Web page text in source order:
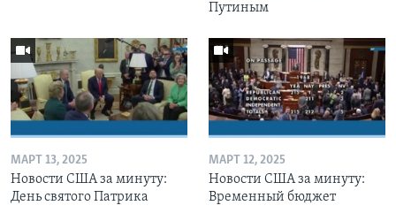
Путиным
МАРТ 13, 2025
Новости США за минуту:
День святого Патрика
МАРТ 12, 2025
Новости США за минуту:
Временный бюджет